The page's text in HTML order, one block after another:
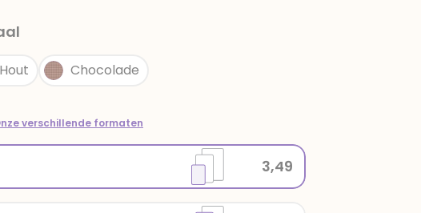
Hout Chocolade
verschillende formaten
3,49